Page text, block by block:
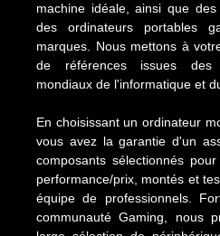
machine idéale, ainsi que
des ordinateurs portables
marques. Nous mettons à
de références issues des
mondiaux de l'informatique et
En choisissant un ordinateur
vous avez la garantie d'un
composants sélectionnés
performance/prix, montés et
équipe de professionnels.
communauté Gaming, nous